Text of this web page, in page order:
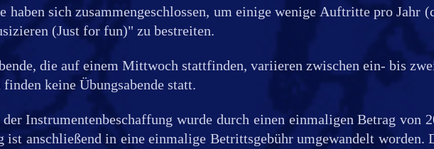
haben sich zusammengeschlossen, um einige wenige Auftritte pro Jahr
(Just for fun)" zu bestreiten.
die auf einem Mittwoch stattfinden, variieren zwischen ein- bis
keine Übungsabende statt.
Instrumentenbeschaffung wurde durch einen einmaligen Betrag von
ist anschließend in eine einmalige Betrittsgebühr umgewandelt worden.